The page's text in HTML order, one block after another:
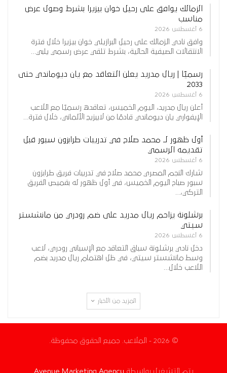
الزمالك يوافق على رحيل خوان بيزيرا بشرط وصول عرض
مناسب
6 أغسطس 2026
وافق نادي الزمالك على رحيل البرازيلي خوان بيزيرا خلال فترة
الانتقالات الصيفية الحالية، بشرط تلقي عرض رسمي يلبي…
رسميًا | ريال مدريد يعلن التعاقد مع يان ديوماندي حتى
2033
6 أغسطس 2026
أعلن ريال مدريد، اليوم الخميس، تعاقده رسميًا مع اللاعب
الإيفواري يان ديوماندي قادمًا من لايبزيج الألماني، خلال فترة…
أول ظهور لـ محمد صلاح في تدريبات طرابزون سبور قبل
تقديمه الرسمي
6 أغسطس 2026
شارك النجم المصري محمد صلاح في تدريبات فريق طرابزون
سبور صباح اليوم الخميس، في أول ظهور له بقميص الفريق
التركي،…
برشلونة يزاحم ريال مدريد على ضم رودري من مانشستر
سيتي
6 أغسطس 2026
دخل نادي برشلونة سباق التعاقد مع الإسباني رودري، لاعب
وسط مانشستر سيتي، في ظل اهتمام ريال مدريد بضم
اللاعب خلال…
المزيد من الأخبار
© 2026 - الملاعب. جميع الحقوق محفوظة.
يتم التشغيل بواسطة Avenue Marketing Agency